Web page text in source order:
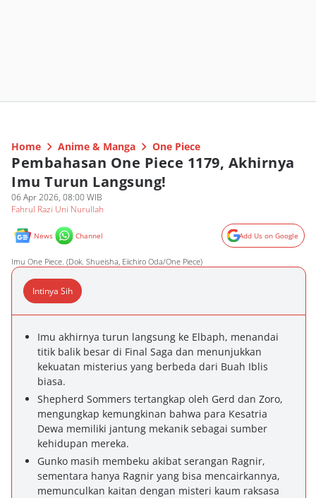
Home Anime & Manga One Piece
Pembahasan One Piece 1179, Akhirnya
Imu Turun Langsung!
06 Apr 2026, 08:00 WIB
Fahrul Razi Uni Nurullah
News Channel Add Us on Google
Imu One Piece. (Dok. Shueisha, Eiichiro Oda/One Piece)
Intinya Sih
Imu akhirnya turun langsung ke Elbaph, menandai
titik balik besar di Final Saga dan menunjukkan
kekuatan misterius yang berbeda dari Buah Iblis
biasa.
Shepherd Sommers tertangkap oleh Gerd dan Zoro,
mengungkap kemungkinan bahwa para Kesatria
Dewa memiliki jantung mekanik sebagai sumber
kehidupan mereka.
Gunko masih membeku akibat serangan Ragnir,
sementara hanya Ragnir yang bisa mencairkannya,
memunculkan kaitan dengan misteri kaum raksasa